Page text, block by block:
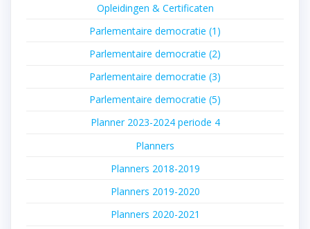
Opleidingen & Certificaten
Parlementaire democratie (1)
Parlementaire democratie (2)
Parlementaire democratie (3)
Parlementaire democratie (5)
Planner 2023-2024 periode 4
Planners
Planners 2018-2019
Planners 2019-2020
Planners 2020-2021